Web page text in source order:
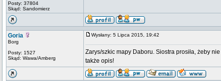
Posty: 37804
Skąd: Sandomierz
Goria
Borg
Posty: 1527
Skąd: Wawa/Amberg
Wysłany: 5 Lipca 2015, 19:42
Zarys/szkic mapy Daboru. Siostra prosiła, żeby
także opis!